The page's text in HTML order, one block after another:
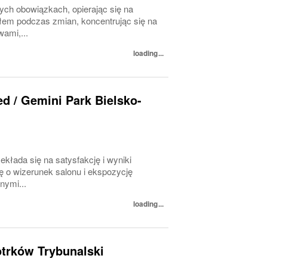
obowiązkach, opierając się na
podczas zmian, koncentrując się na
loading...
/ Gemini Park Bielsko-
się na satysfakcję i wyniki
o wizerunek salonu i ekspozycję
loading...
Trybunalski​​